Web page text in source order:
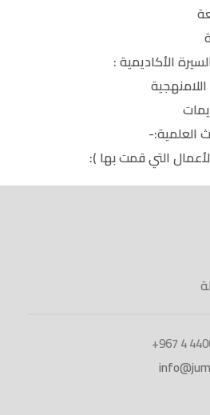
الأكاديمية :
العلمية:-
التي قمت بها ):